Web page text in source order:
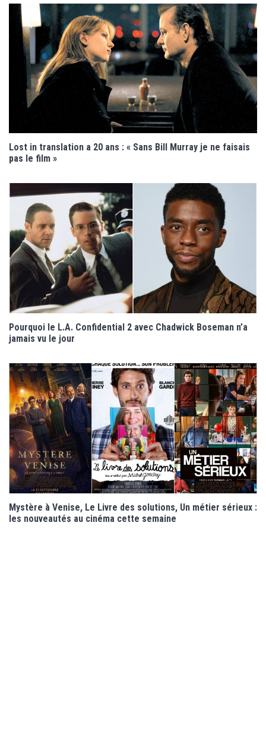
Lost in translation a 20 ans : « Sans Bill Murray je ne faisais
pas le film »
Pourquoi le L.A. Confidential 2 avec Chadwick Boseman n’a
jamais vu le jour
Mystère à Venise, Le Livre des solutions, Un métier sérieux :
les nouveautés au cinéma cette semaine